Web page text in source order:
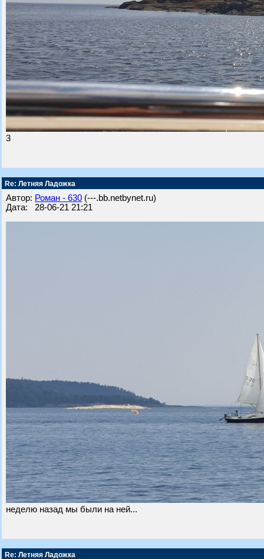
3
Re: Летняя Ладожка
Автор: Роман - 630 (---.bb.netbynet.ru)
Дата: 28-06-21 21:21
неделю назад мы были на ней...
Re: Летняя Ладожка